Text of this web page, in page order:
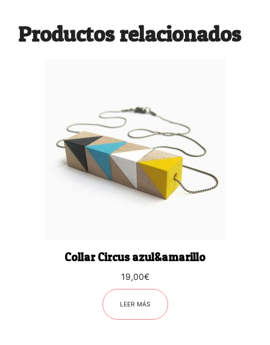
Productos relacionados
Collar Circus azul&amarillo
19,00€
LEER MÁS